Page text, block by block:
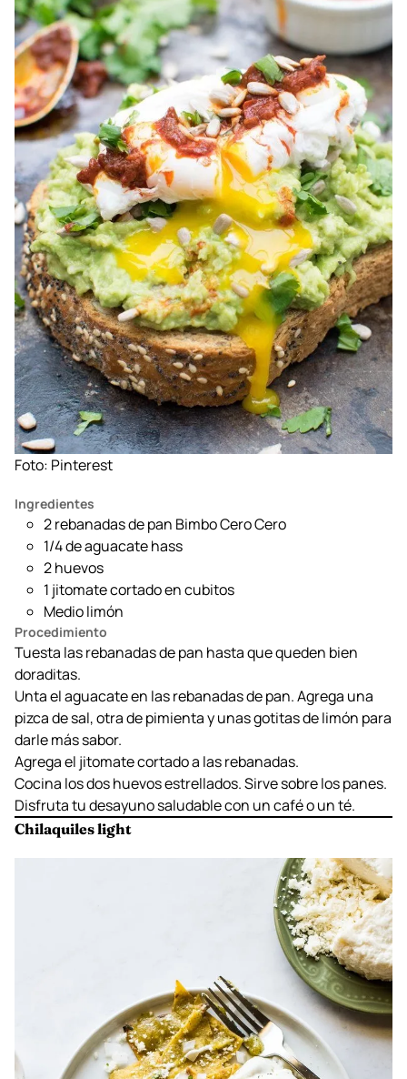
Foto: Pinterest
Ingredientes
2 rebanadas de pan Bimbo Cero Cero
1/4 de aguacate hass
2 huevos
1 jitomate cortado en cubitos
Medio limón
Procedimiento
Tuesta las rebanadas de pan hasta que queden bien
doraditas.
Unta el aguacate en las rebanadas de pan. Agrega una
pizca de sal, otra de pimienta y unas gotitas de limón para
darle más sabor.
Cocina los dos huevos estrellados. Sirve sobre los panes.
Disfruta tu desayuno saludable con un café o un té.